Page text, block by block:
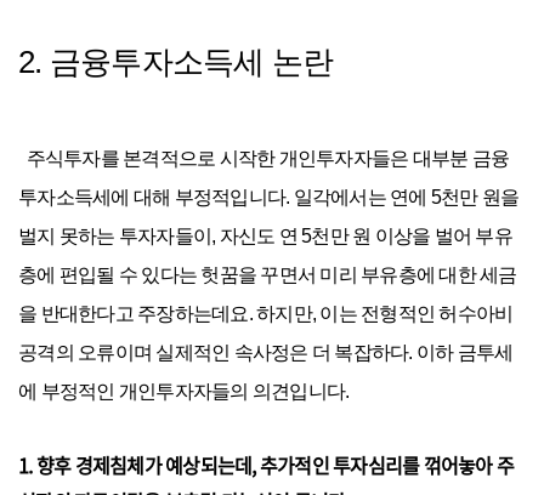
2. 금융투자소득세 논란
주식투자를 본격적으로 시작한 개인투자자들은 대부분 금융
투자소득세에 대해 부정적입니다. 일각에서는 연에 5천만 원을
벌지 못하는 투자자들이, 자신도 연 5천만 원 이상을 벌어 부유
층에 편입될 수 있다는 헛꿈을 꾸면서 미리 부유층에 대한 세금
을 반대한다고 주장하는데요. 하지만, 이는 전형적인 허수아비
공격의 오류이며 실제적인 속사정은 더 복잡하다. 이하 금투세
에 부정적인 개인투자자들의 의견입니다.
1. 향후 경제침체가 예상되는데, 추가적인 투자심리를 꺾어놓아 주